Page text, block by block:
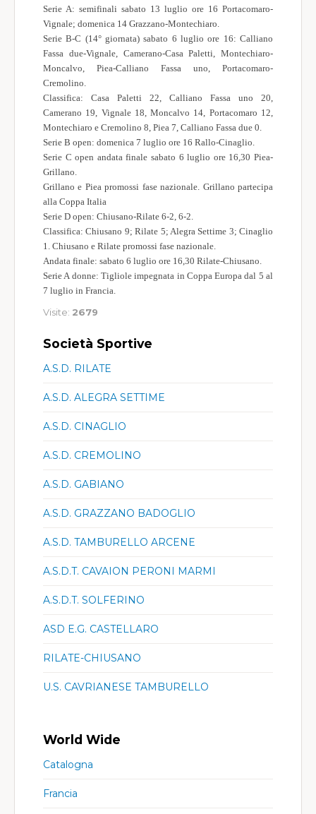
Serie A: semifinali sabato 13 luglio ore 16 Portacomaro-
Vignale; domenica 14 Grazzano-Montechiaro.
Serie B-C (14° giornata) sabato 6 luglio ore 16: Calliano
Fassa due-Vignale, Camerano-Casa Paletti, Montechiaro-
Moncalvo, Piea-Calliano Fassa uno, Portacomaro-
Cremolino.
Classifica: Casa Paletti 22, Calliano Fassa uno 20,
Camerano 19, Vignale 18, Moncalvo 14, Portacomaro 12,
Montechiaro e Cremolino 8, Piea 7, Calliano Fassa due 0.
Serie B open: domenica 7 luglio ore 16 Rallo-Cinaglio.
Serie C open andata finale sabato 6 luglio ore 16,30 Piea-
Grillano.
Grillano e Piea promossi fase nazionale. Grillano partecipa
alla Coppa Italia
Serie D open: Chiusano-Rilate 6-2, 6-2.
Classifica: Chiusano 9; Rilate 5; Alegra Settime 3; Cinaglio
1. Chiusano e Rilate promossi fase nazionale.
Andata finale: sabato 6 luglio ore 16,30 Rilate-Chiusano.
Serie A donne: Tigliole impegnata in Coppa Europa dal 5 al
7 luglio in Francia.
Visite: 2679
Società Sportive
A.S.D. RILATE
A.S.D. ALEGRA SETTIME
A.S.D. CINAGLIO
A.S.D. CREMOLINO
A.S.D. GABIANO
A.S.D. GRAZZANO BADOGLIO
A.S.D. TAMBURELLO ARCENE
A.S.D.T. CAVAION PERONI MARMI
A.S.D.T. SOLFERINO
ASD E.G. CASTELLARO
RILATE-CHIUSANO
U.S. CAVRIANESE TAMBURELLO
World Wide
Catalogna
Francia